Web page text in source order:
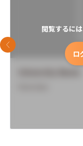
閲覧するに
ロ
前のスライド